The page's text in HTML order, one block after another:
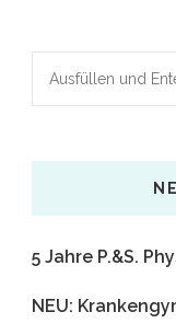
Suchst
du
etwas?
5 Jahre P.&S.
NEU: